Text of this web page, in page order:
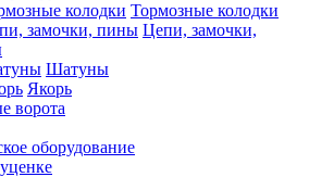
Тормозные колодки
Цепи, замочки,
Шатуны
Якорь
ворота
оборудование